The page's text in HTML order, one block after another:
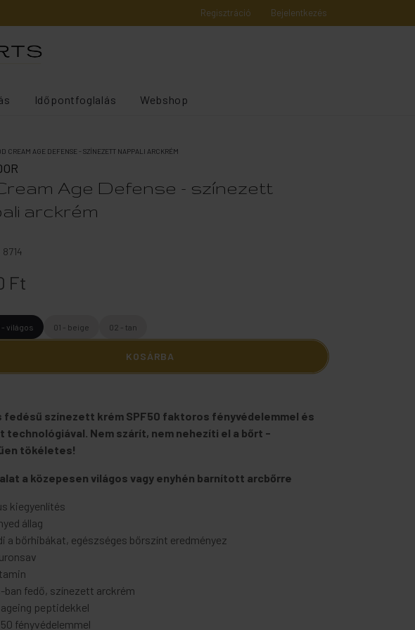
Regisztráció Bejelentkezés
Időpontfoglalás Webshop
CREAM AGE DEFENSE - SZÍNEZETT NAPPALI ARCKRÉM
Age Defense - színezett
arckrém
8714
Ft
- világos 01 - beige 02 - tan
KOSÁRBA
fedésű színezett krém SPF50 faktoros fényvédelemmel és
technológiával. Nem szárít, nem nehezíti el a bőrt -
tökéletes!
a közepesen világos vagy enyhén barnított arcbőrre
kiegyenlítés
állag
a bőrhibákat, egészséges bőrszínt eredményez
ban fedő, színezett arckrém
peptidekkel
fényvédelemmel